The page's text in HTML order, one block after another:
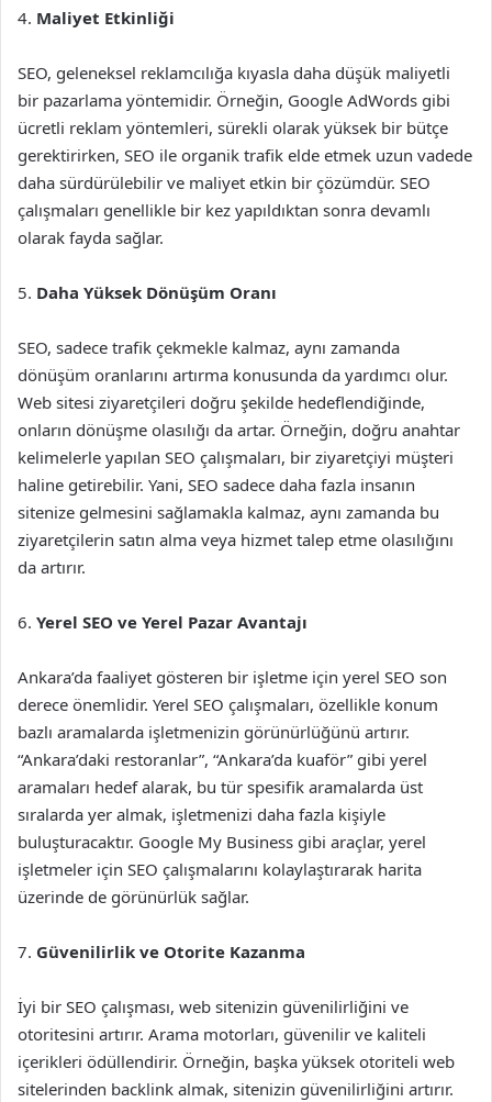
4. Maliyet Etkinliği
SEO, geleneksel reklamcılığa kıyasla daha düşük maliyetli
bir pazarlama yöntemidir. Örneğin, Google AdWords gibi
ücretli reklam yöntemleri, sürekli olarak yüksek bir bütçe
gerektirirken, SEO ile organik trafik elde etmek uzun vadede
daha sürdürülebilir ve maliyet etkin bir çözümdür. SEO
çalışmaları genellikle bir kez yapıldıktan sonra devamlı
olarak fayda sağlar.
5. Daha Yüksek Dönüşüm Oranı
SEO, sadece trafik çekmekle kalmaz, aynı zamanda
dönüşüm oranlarını artırma konusunda da yardımcı olur.
Web sitesi ziyaretçileri doğru şekilde hedeflendiğinde,
onların dönüşme olasılığı da artar. Örneğin, doğru anahtar
kelimelerle yapılan SEO çalışmaları, bir ziyaretçiyi müşteri
haline getirebilir. Yani, SEO sadece daha fazla insanın
sitenize gelmesini sağlamakla kalmaz, aynı zamanda bu
ziyaretçilerin satın alma veya hizmet talep etme olasılığını
da artırır.
6. Yerel SEO ve Yerel Pazar Avantajı
Ankara’da faaliyet gösteren bir işletme için yerel SEO son
derece önemlidir. Yerel SEO çalışmaları, özellikle konum
bazlı aramalarda işletmenizin görünürlüğünü artırır.
“Ankara’daki restoranlar”, “Ankara’da kuaför” gibi yerel
aramaları hedef alarak, bu tür spesifik aramalarda üst
sıralarda yer almak, işletmenizi daha fazla kişiyle
buluşturacaktır. Google My Business gibi araçlar, yerel
işletmeler için SEO çalışmalarını kolaylaştırarak harita
üzerinde de görünürlük sağlar.
7. Güvenilirlik ve Otorite Kazanma
İyi bir SEO çalışması, web sitenizin güvenilirliğini ve
otoritesini artırır. Arama motorları, güvenilir ve kaliteli
içerikleri ödüllendirir. Örneğin, başka yüksek otoriteli web
sitelerinden backlink almak, sitenizin güvenilirliğini artırır.